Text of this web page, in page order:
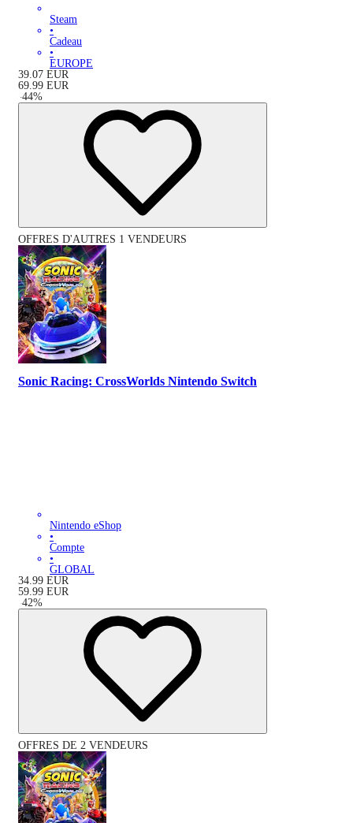
Steam
•
Cadeau
•
EUROPE
39.07 EUR
69.99 EUR
-44%
OFFRES D'AUTRES 1 VENDEURS
Sonic Racing: CrossWorlds Nintendo Switch
Nintendo eShop
•
Compte
•
GLOBAL
34.99 EUR
59.99 EUR
-42%
OFFRES DE 2 VENDEURS